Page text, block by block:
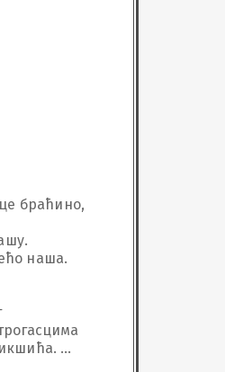
браћино,
наша.